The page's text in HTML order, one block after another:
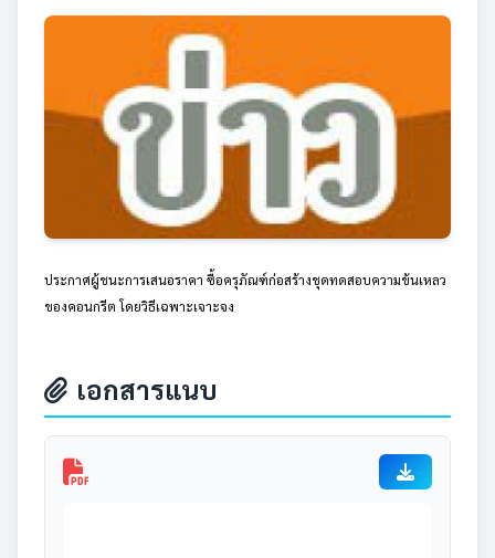
ประกาศผู้ชนะการเสนอราคา ซื้อครุภัณฑ์ก่อสร้างชุดทดสอบความข้นเหลว
ของคอนกรีต โดยวิธีเฉพาะเจาะจง
เอกสารแนบ